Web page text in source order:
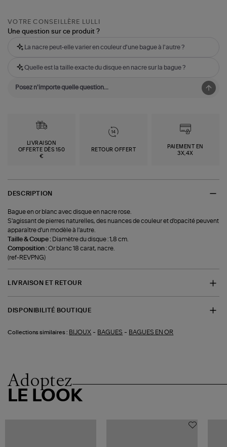
VOTRE CONSEILLÈRE LULLI
Une question sur ce produit ?
La nacre peut-elle varier en couleur d'une bague à l'autre ?
Quelle est la taille exacte du disque en nacre sur la bague ?
LIVRAISON
OFFERTE DÈS 150
€
RETOUR OFFERT
PAIEMENT EN
3X,4X
DESCRIPTION
Bague en or blanc avec disque en nacre rose.
S'agissant de pierres naturelles, des nuances de couleur et d'opacité peuvent
apparaître d'un modèle à l'autre.
Taille & Coupe : Diamètre du disque : 1,8 cm.
Composition :Or blanc 18 carat, nacre.
(ref-REVPNG)
LIVRAISON ET RETOUR
DISPONIBILITÉ BOUTIQUE
Collections similaires : BIJOUX - BAGUES - BAGUES EN OR
Adoptez
LE LOOK